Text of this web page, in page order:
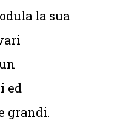
la sua
ed
grandi.